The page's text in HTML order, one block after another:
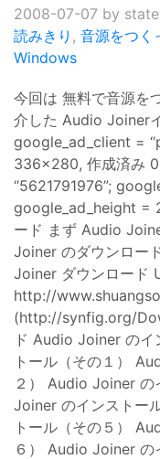
2008-07-07 by
読みきり , 音源をつく
Windows
今回は 無料で音源を
介した Audio Joiner
google_ad_client =
336x280, 作成済み
“5621791976”;
google_ad_height =
ード まず Audio
Joiner のダウンロー
Joiner ダウンロード
http://
(http://synfig.org/
ド Audio Joiner の
トール（その１）
２） Audio Joiner の
Joiner のインストー
トール（その５）
６） Audio Joiner の